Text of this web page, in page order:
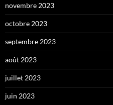
novembre 2023
octobre 2023
septembre 2023
août 2023
juillet 2023
juin 2023